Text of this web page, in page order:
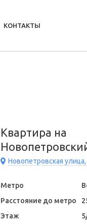
КОНТАКТЫ
Квартира на
Новопетровская
Метро
Расстояние до метро
Этаж